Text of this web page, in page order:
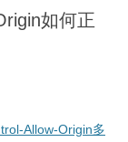
如何正
Allow-Origin多